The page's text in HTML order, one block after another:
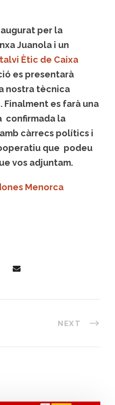
per la
Juanola i un
Ètic de Caixa
es presentarà
nostra tècnica
Finalment es farà una
confirmada la
càrrecs polítics i
que podeu
vos adjuntam.
Menorca
NEXT